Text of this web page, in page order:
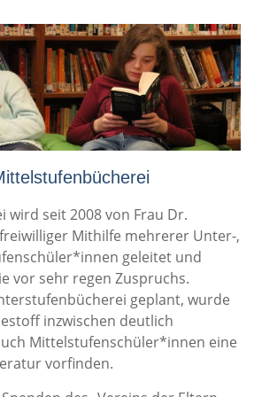
wird seit 2008 von Frau Dr.
Mithilfe mehrerer Unter-,
geleitet und
vor sehr regen Zuspruchs.
geplant, wurde
inzwischen deutlich
Mittelstufenschüler*innen eine
vorfinden.